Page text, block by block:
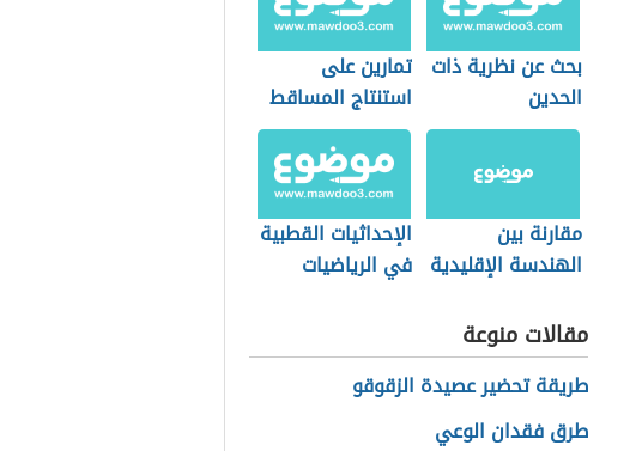
بحث عن نظرية ذات
الحدين
تمارين على
استنتاج المساقط
في الرسم
الهندسي
مقارنة بين
الهندسة الإقليدية
الإحداثيات القطبية
في الرياضيات
مقالات منوعة
طريقة تحضير عصيدة الزقوقو
طرق فقدان الوعي